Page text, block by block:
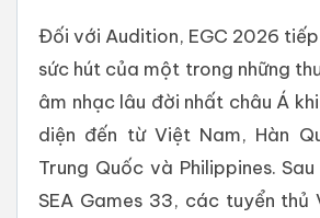
Đối với Audition, EGC 2026
sức hút của một trong những
âm nhạc lâu đời nhất châu Á
diện đến từ Việt Nam, Hàn
Trung Quốc và Philippines.
SEA Games 33, các tuyển thủ